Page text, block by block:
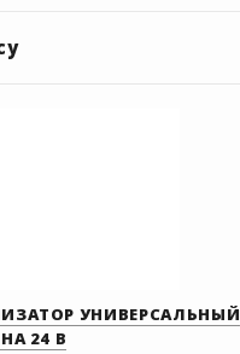
УНИВЕРСАЛЬНЫЙ
24 В